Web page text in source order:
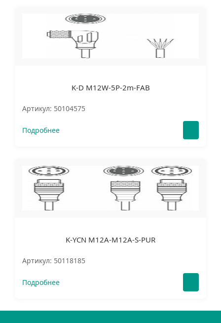
K-D M12W-5P-2m-FAB
Артикул: 50104575
Подробнее
K-YCN M12A-M12A-S-PUR
Артикул: 50118185
Подробнее